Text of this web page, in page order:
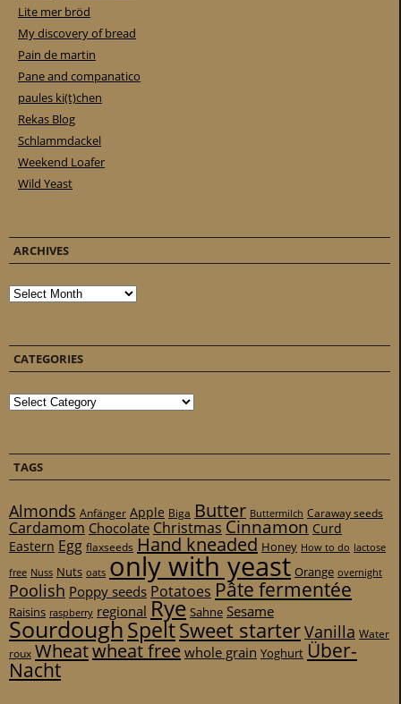
Lite mer bröd
My discovery of bread
Pain de martin
Pane and companatico
paules ki(t)chen
Rekas Blog
Schlammdackel
Weekend Loafer
Wild Yeast
ARCHIVES
Archives
CATEGORIES
Categories
TAGS
Almonds Anfänger Apple Biga Butter Buttermilch Caraway seeds
Cardamom Chocolate Christmas Cinnamon Curd
Eastern Egg flaxseeds Hand kneaded Honey How to do lactose
free Nuss Nuts oats only with yeast Orange overnight
Poolish Poppy seeds Potatoes Pâte fermentée
Raisins raspberry regional Rye Sahne Sesame
SourdoughSpeltSweet starterVanilla Water
roux Wheatwheat freewhole grain Yoghurt Über-
Nacht